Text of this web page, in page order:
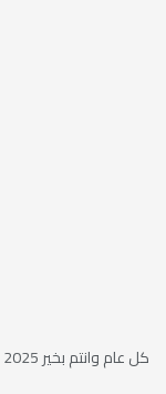
كل عام وانتم بخير 2025